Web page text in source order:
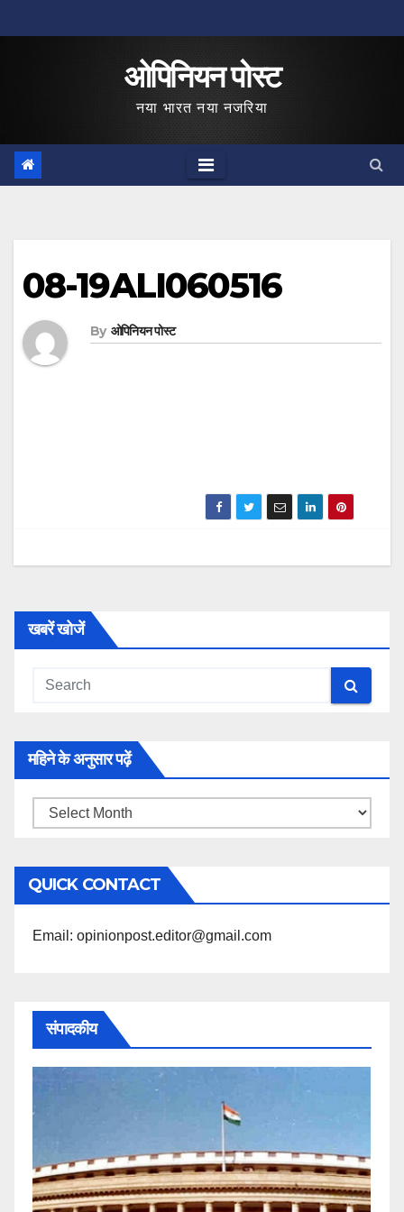
to
ओपिनियन पोस्ट
नया भारत नया नजरिया
08-19ALI060516
By ओपिनियन पोस्ट
खबरें खोजें
महिने के अनुसार पढ़ें
महिने
अनुसार
पढ़ें
QUICK CONTACT
Email: opinionpost.editor@gmail.com
संपादकीय